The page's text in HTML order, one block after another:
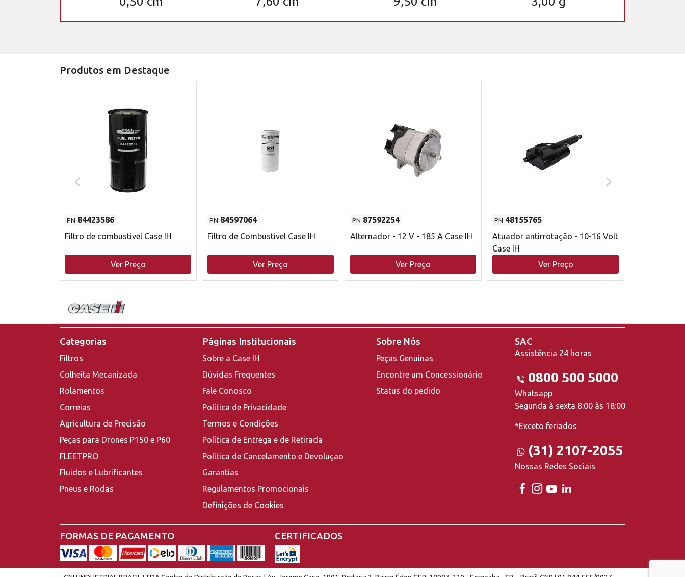
Produtos em Destaque
PN 84423586
Filtro de combustível Case IH
Ver Preço
PN 84597064
Filtro de Combustível Case IH
Ver Preço
PN 87592254
Alternador - 12 V - 185 A Case IH
Ver Preço
PN 48155765
Atuador antirrotação - 10-16 Volt
Case IH
Ver Preço
Categorias
Filtros
Colheita Mecanizada
Rolamentos
Correias
Agricultura de Precisão
Peças para Drones P150 e P60
FLEETPRO
Fluidos e Lubrificantes
Pneus e Rodas
Páginas Institucionais
Sobre a Case IH
Dúvidas Frequentes
Fale Conosco
Política de Privacidade
Termos e Condições
Política de Entrega e de Retirada
Política de Cancelamento e Devoluçao
Garantias
Regulamentos Promocionais
Definições de Cookies
Sobre Nós
Peças Genuínas
Encontre um Concessionário
Status do pedido
SAC
Assistência 24 horas
0800 500 5000
Whatsapp
Segunda à sexta 8:00 às 18:00
*Exceto feriados
(31) 2107-2055
Nossas Redes Sociais
FORMAS DE PAGAMENTO CERTIFICADOS